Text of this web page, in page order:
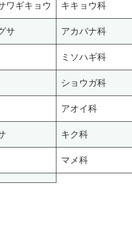
ワギキョウ キキョウ科
サ アカバナ科
ミソハギ科
ショウガ科
アオイ科
キク科
マメ科